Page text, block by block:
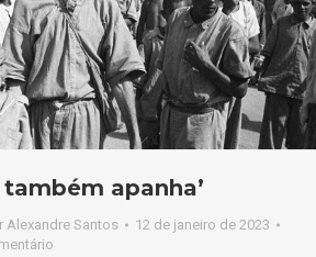
também apanha’
Alexandre Santos
12 de janeiro de 2023